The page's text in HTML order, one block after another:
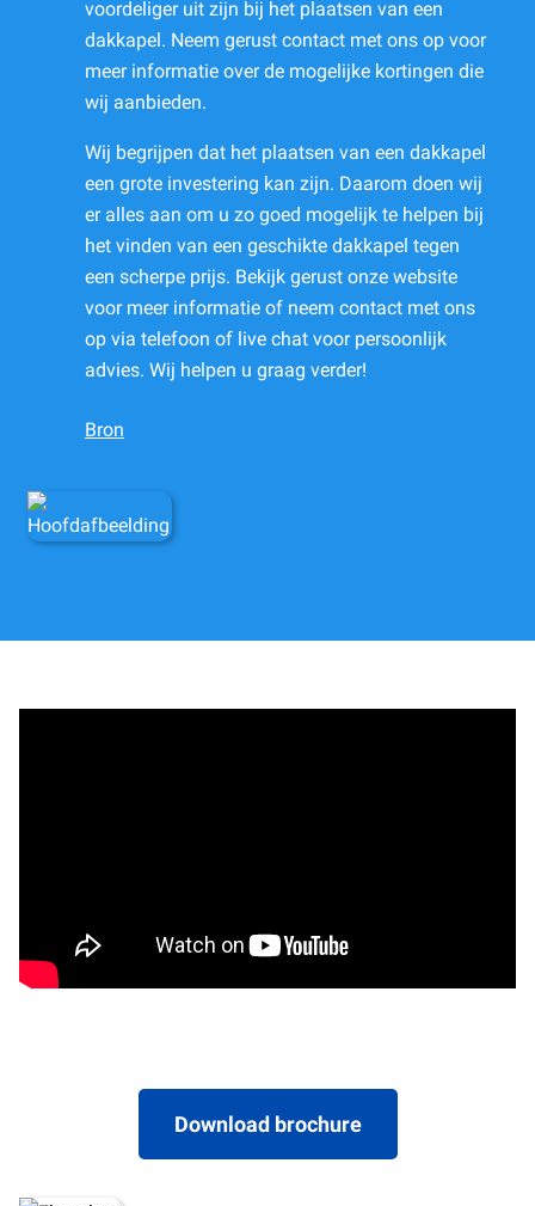
voordeliger uit zijn bij het plaatsen van een
dakkapel. Neem gerust contact met ons op voor
meer informatie over de mogelijke kortingen die
wij aanbieden.
Wij begrijpen dat het plaatsen van een dakkapel
een grote investering kan zijn. Daarom doen wij
er alles aan om u zo goed mogelijk te helpen bij
het vinden van een geschikte dakkapel tegen
een scherpe prijs. Bekijk gerust onze website
voor meer informatie of neem contact met ons
op via telefoon of live chat voor persoonlijk
advies. Wij helpen u graag verder!
Bron
Download brochure